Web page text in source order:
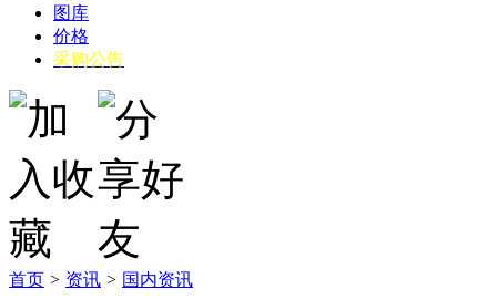
图库
价格
采购公告
首页 > 资讯 > 国内资讯